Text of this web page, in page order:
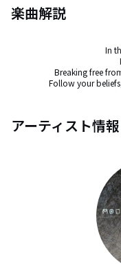
楽曲解説
In
Breaking free
Follow your
アーティスト情報